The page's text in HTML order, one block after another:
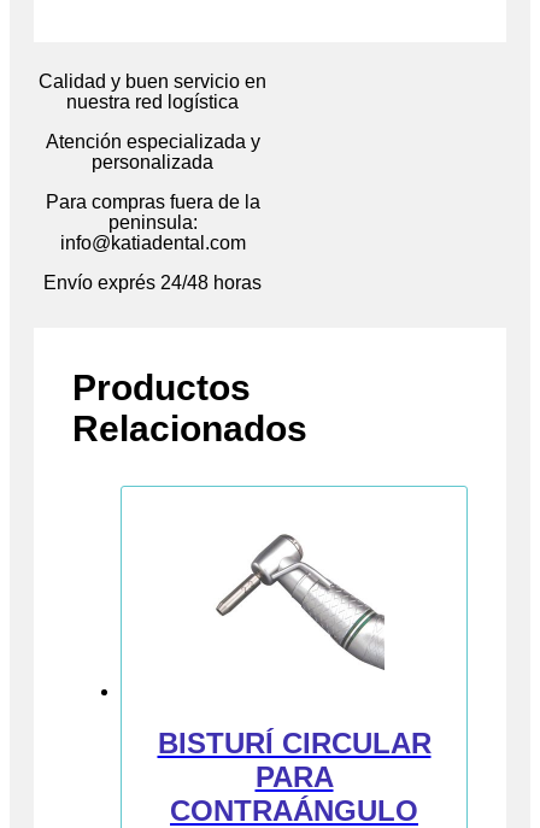
Calidad y buen servicio en
nuestra red logística
Atención especializada y
personalizada
Para compras fuera de la
peninsula:
info@katiadental.com
Envío exprés 24/48 horas
Productos
Relacionados
BISTURÍ CIRCULAR
PARA
CONTRAÁNGULO